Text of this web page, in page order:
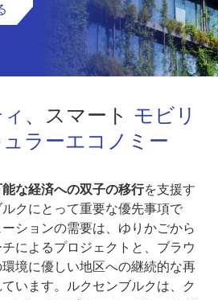
、スマート モビリ
ラーエコノミー
な経済への双子の移行を支援す
クにとって重要な優先事項で
ションの需要は、ゆりかごから
によるプロジェクトと、ブラウ
境に優しい地区への継続的な再
います。ルクセンブルクは、ク